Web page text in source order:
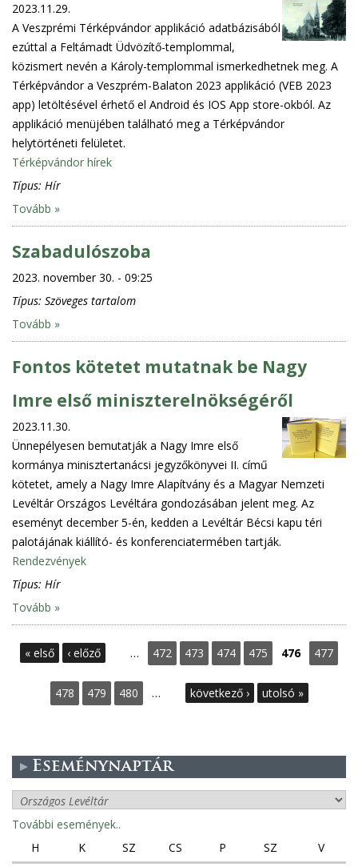
2023.11.29.
A Veszprémi Térképvándor applikáció adatbázisából
ezúttal a Feltámadt Üdvözítő-templommal,
közismert nevén a Károly-templommal ismerkedhetnek meg. A
Térképvándor a Veszprém-Balaton 2023 applikáció (VEB 2023
app) letöltésével érhető el Android és IOS App store-okból. Az
applikáció menüjében található meg a Térképvándor
helytörténeti felületet.
Térképvándor hírek
Típus: Hír
Tovább »
Szabadulószoba
2023. november 30. - 09:25
Típus: Szöveges tartalom
Tovább »
Fontos kötetet mutatnak be Nagy
Imre első miniszterelnökségéről
2023.11.30.
Ünnepélyesen bemutatják a Nagy Imre első
kormánya minisztertanácsi jegyzőkönyvei II. című
kötetet, amely a Nagy Imre Alapítvány és a Magyar Nemzeti
Levéltár Országos Levéltára gondozásában jelent meg. Az
eseményt december 5-én, kedden a Levéltár Bécsi kapu téri
palotájának kiállító- és konferenciatermében tartják.
Rendezvények
Típus: Hír
Tovább »
O
a
l
a
« első ‹ előző … 472 473 474 475 476 477
478 479 480 … következő › utolsó »
Eseménynaptár
További események..
H
K SZ CS P SZ V